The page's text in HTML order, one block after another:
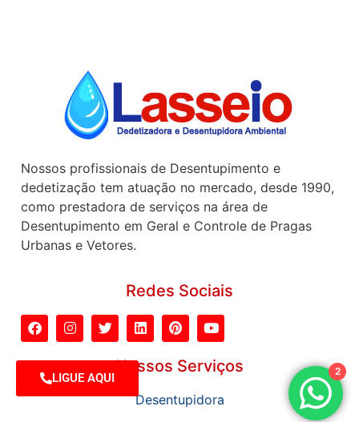
Nossos profissionais de Desentupimento e
dedetização tem atuação no mercado, desde 1990,
como prestadora de serviços na área de
Desentupimento em Geral e Controle de Pragas
Urbanas e Vetores.
Redes Sociais
Nossos Serviços
Desentupidora
LIGUE AQUI 2